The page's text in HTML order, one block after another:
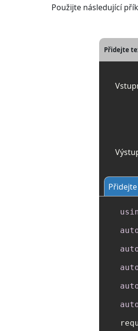
Použijte následující
Přidejte